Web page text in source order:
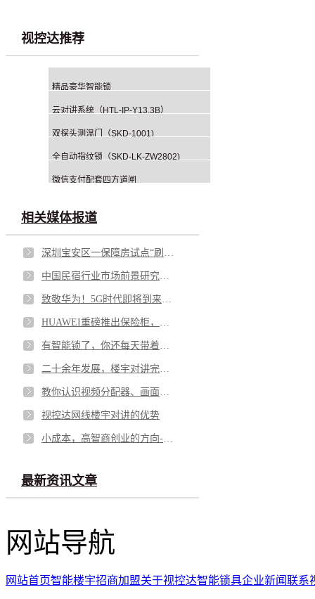
视控达推荐
精品豪华智能锁
云对讲系统（HTL-IP-Y13.3B）
双探头测温门（SKD-1001)
全自动指纹锁（SKD-LK-ZW2802)
微信支付配套四方道闸
相关媒体报道
视控达网线楼宇对讲的优势
最新资讯文章
网站导航
网站首页智能楼宇招商加盟关于视控达智能锁具企业新闻联系